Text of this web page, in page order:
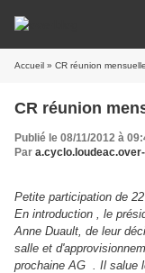
Accueil » CR réunion
CR réunion
Publié le 08/11/2012 à
Par
Petite participation de
En introduction , le
Anne Duault, de leur
salle et
prochaine AG . Il salue